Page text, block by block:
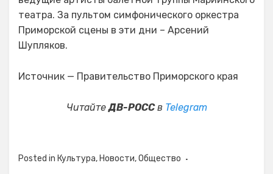
театра. За пультом симфонического оркестра
Приморской сцены в эти дни – Арсений
Шупляков.
Источник — Правительство Приморского края
ЧитайтеДВ-РОССв Telegram
Posted in Культура, Новости,Общество